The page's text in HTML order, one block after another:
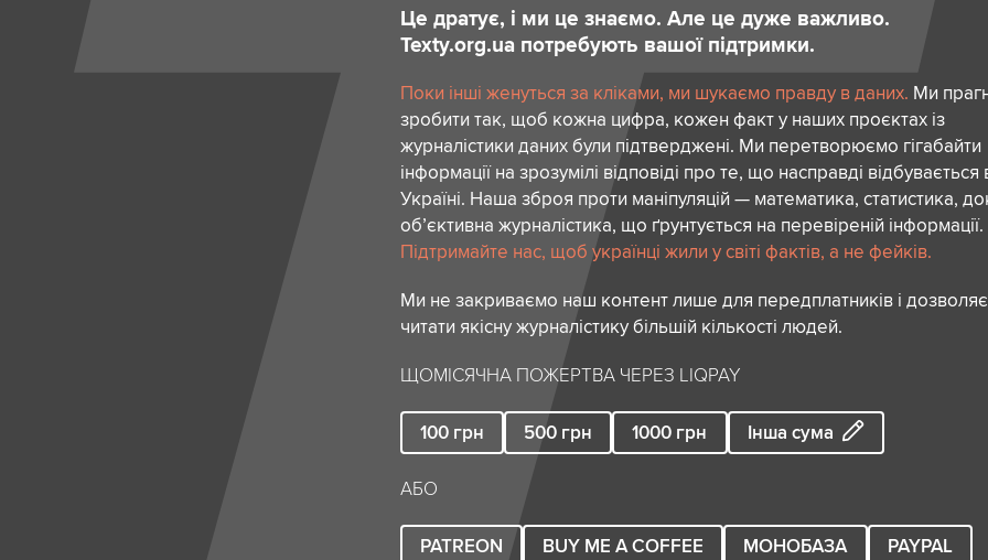
Це дратує, і ми це знаємо. Але це дуже важливо.
Texty.org.ua потребують вашої підтримки.
Поки інші женуться за кліками, ми шукаємо правду в даних. Ми
зробити так, щоб кожна цифра, кожен факт у наших проєктах із
журналістики даних були підтверджені. Ми перетворюємо гігабайти
інформації на зрозумілі відповіді про те, що насправді відбувається
Україні. Наша зброя проти маніпуляцій — математика, статистика,
об’єктивна журналістика, що ґрунтується на перевіреній інформації.
Підтримайте нас, щоб українці жили у світі фактів, а не фейків.
Ми не закриваємо наш контент лише для передплатників і
читати якісну журналістику більшій кількості людей.
ЩОМІСЯЧНА ПОЖЕРТВА ЧЕРЕЗ LIQPAY
100 грн 500 грн 1000 грн Інша сума
АБО
PATREON BUY ME A COFFEE МОНОБАЗА PAYPAL